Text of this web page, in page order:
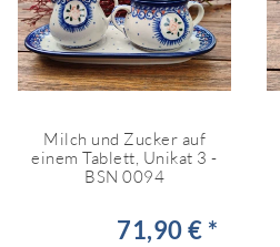
Milch und Zucker auf
einem Tablett, Unikat 3 -
BSN 0094
71,90 € *